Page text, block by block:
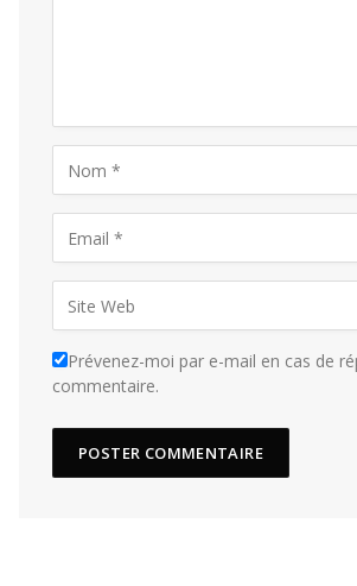
Prévenez-moi par e-mail en cas de
commentaire.